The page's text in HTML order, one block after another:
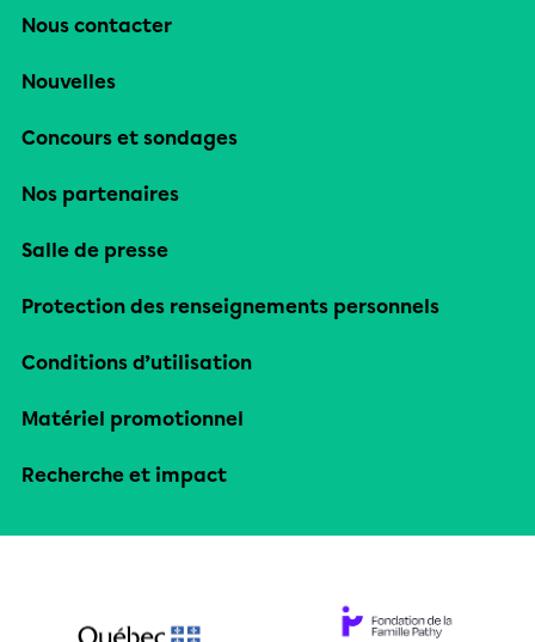
Nous contacter
Nouvelles
Concours et sondages
Nos partenaires
Salle de presse
Protection des renseignements personnels
Conditions d’utilisation
Matériel promotionnel
Recherche et impact